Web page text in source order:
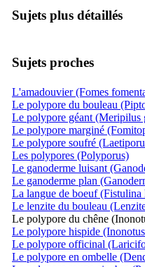
Sujets plus détaillés
Sujets proches
L'amadouvier (Fomes
Le polypore du bouleau
Le polypore géant (Meripilus
Le polypore marginé
Le polypore soufré
Les polypores (Polyporus)
Le ganoderme luisant
Le ganoderme plan
La langue de boeuf (Fistulina
Le lenzite du bouleau
Le polypore du chêne
Le polypore hispide
Le polypore officinal
Le polypore en ombelle